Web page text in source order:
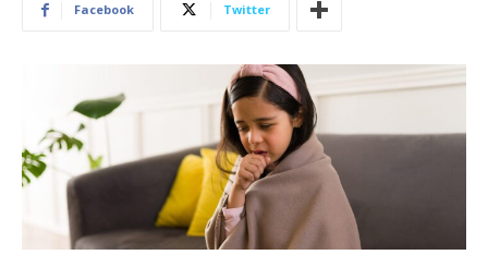
Facebook Twitter